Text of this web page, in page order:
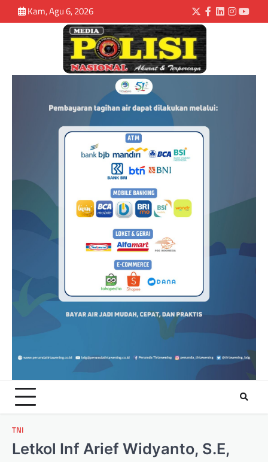
Kam, Agu 6, 2026
TNI
Letkol Inf Arief Widyanto, S.E,